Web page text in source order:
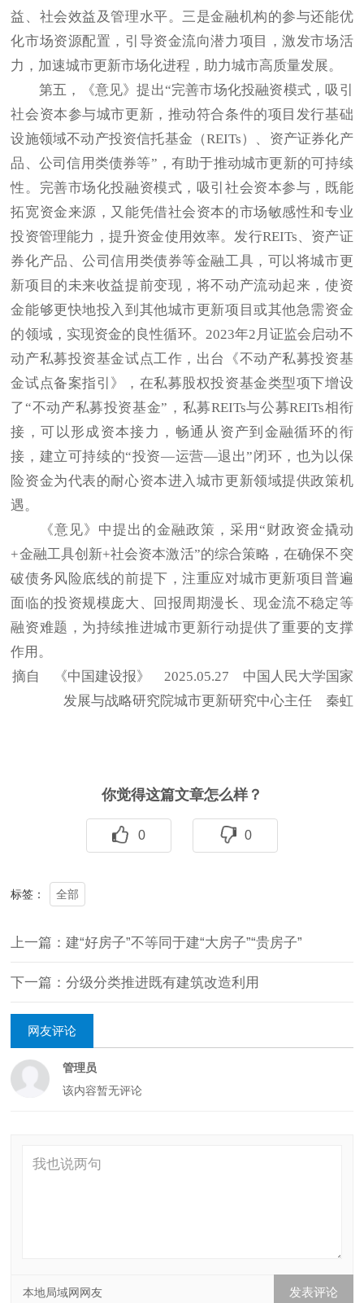
益、社会效益及管理水平。三是金融机构的参与还能优
化市场资源配置，引导资金流向潜力项目，激发市场活
力，加速城市更新市场化进程，助力城市高质量发展。
第五，《意见》提出“完善市场化投融资模式，吸引
社会资本参与城市更新，推动符合条件的项目发行基础
设施领域不动产投资信托基金（REITs）、资产证券化产
品、公司信用类债券等”，有助于推动城市更新的可持续
性。完善市场化投融资模式，吸引社会资本参与，既能
拓宽资金来源，又能凭借社会资本的市场敏感性和专业
投资管理能力，提升资金使用效率。发行REITs、资产证
券化产品、公司信用类债券等金融工具，可以将城市更
新项目的未来收益提前变现，将不动产流动起来，使资
金能够更快地投入到其他城市更新项目或其他急需资金
的领域，实现资金的良性循环。2023年2月证监会启动不
动产私募投资基金试点工作，出台《不动产私募投资基
金试点备案指引》，在私募股权投资基金类型项下增设
了“不动产私募投资基金”，私募REITs与公募REITs相衔
接，可以形成资本接力，畅通从资产到金融循环的衔
接，建立可持续的“投资—运营—退出”闭环，也为以保
险资金为代表的耐心资本进入城市更新领域提供政策机
遇。
《意见》中提出的金融政策，采用“财政资金撬动
+金融工具创新+社会资本激活”的综合策略，在确保不突
破债务风险底线的前提下，注重应对城市更新项目普遍
面临的投资规模庞大、回报周期漫长、现金流不稳定等
融资难题，为持续推进城市更新行动提供了重要的支撑
作用。
摘自 《中国建设报》 2025.05.27 中国人民大学国家
发展与战略研究院城市更新研究中心主任 秦虹
你觉得这篇文章怎么样？
0 0
标签： 全部
上一篇：建“好房子”不等同于建“大房子”“贵房子”
下一篇：分级分类推进既有建筑改造利用
网友评论
管理员
该内容暂无评论
本地局域网网友